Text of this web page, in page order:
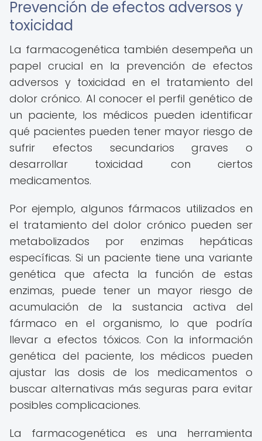
Prevención de efectos adversos y
toxicidad
La farmacogenética también desempeña un
papel crucial en la prevención de efectos
adversos y toxicidad en el tratamiento del
dolor crónico. Al conocer el perfil genético de
un paciente, los médicos pueden identificar
qué pacientes pueden tener mayor riesgo de
sufrir efectos secundarios graves o
desarrollar toxicidad con ciertos
medicamentos.
Por ejemplo, algunos fármacos utilizados en
el tratamiento del dolor crónico pueden ser
metabolizados por enzimas hepáticas
específicas. Si un paciente tiene una variante
genética que afecta la función de estas
enzimas, puede tener un mayor riesgo de
acumulación de la sustancia activa del
fármaco en el organismo, lo que podría
llevar a efectos tóxicos. Con la información
genética del paciente, los médicos pueden
ajustar las dosis de los medicamentos o
buscar alternativas más seguras para evitar
posibles complicaciones.
La farmacogenética es una herramienta